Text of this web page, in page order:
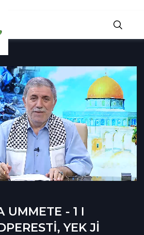
UMMETE - 1 I
YEK Jİ